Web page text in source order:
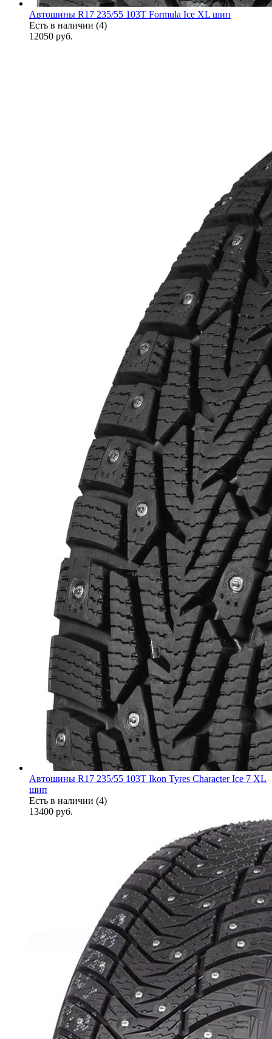
Автошины R17 235/55 103T Formula Ice XL шип
Есть в наличии (4)
12050 руб.
Автошины R17 235/55 103T Ikon Tyres Character Ice 7 XL
шип
Есть в наличии (4)
13400 руб.